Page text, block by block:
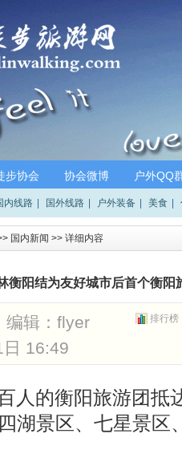
步协会 协会微博 户外QQ
内线路 国外线路 户外装备 美食
国内新闻 >> 详细内容
衡阳结为友好城市后首个衡阳
排行榜
辑： flyer
16:49
人的衡阳旅游团抵
湖景区、七星景区